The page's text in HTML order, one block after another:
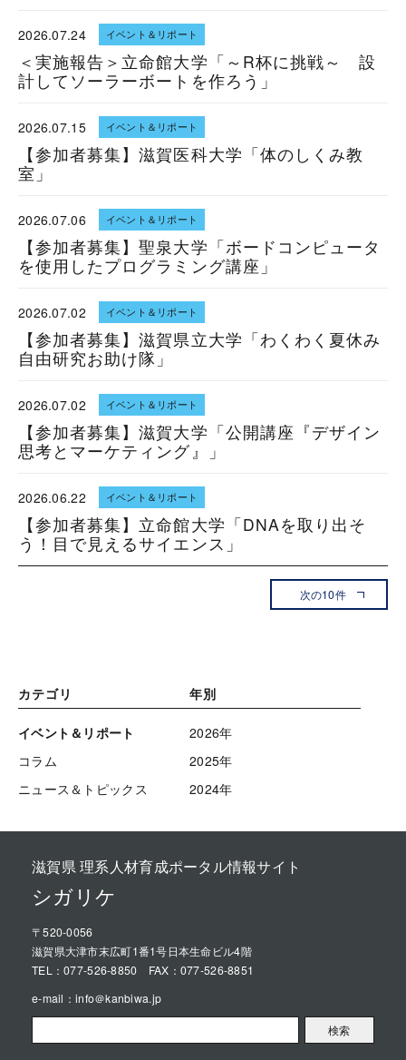
カテゴリ
イベント＆リポート
コラム
ニュース＆トピックス
年別
2026年
2025年
2024年
2026.07.24 イベント＆リポート
＜実施報告＞立命館大学「～R杯に挑戦～ 設
計してソーラーボートを作ろう」
2026.07.15 イベント＆リポート
【参加者募集】滋賀医科大学「体のしくみ教
室」
2026.07.06 イベント＆リポート
【参加者募集】聖泉大学「ボードコンピュータ
を使用したプログラミング講座」
2026.07.02 イベント＆リポート
【参加者募集】滋賀県立大学「わくわく夏休み
自由研究お助け隊」
2026.07.02 イベント＆リポート
【参加者募集】滋賀大学「公開講座『デザイン
思考とマーケティング』」
2026.06.22 イベント＆リポート
【参加者募集】立命館大学「DNAを取り出そ
う！目で見えるサイエンス」
次の10件
滋賀県 理系人材育成ポータル情報サイト
シガリケ
〒520-0056
滋賀県大津市末広町1番1号日本生命ビル4階
TEL：077-526-8850 FAX：077-526-8851
e-mail： info＠kanbiwa.jp
検索